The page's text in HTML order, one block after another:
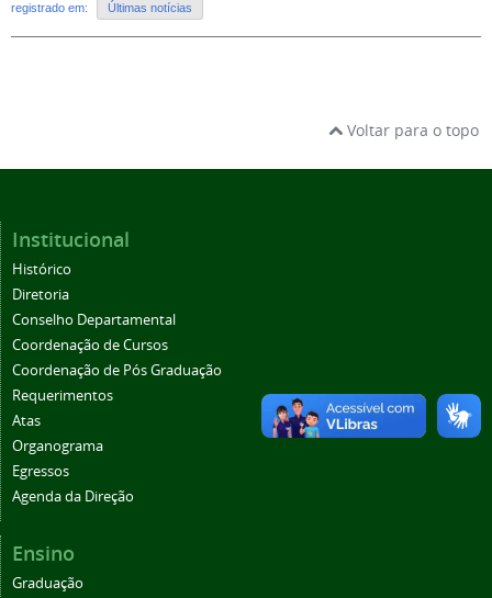
registrado em: Últimas notícias
Voltar para o topo
Institucional
Histórico
Diretoria
Conselho Departamental
Coordenação de Cursos
Coordenação de Pós Graduação
Requerimentos
Atas
Organograma
Egressos
Agenda da Direção
Ensino
Graduação